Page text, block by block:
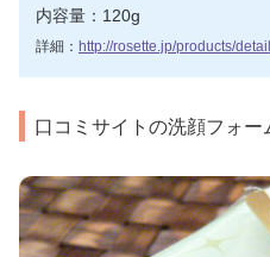
内容量：120g
詳細： http://rosette.jp/products/
口コミサイトの洗顔フォー